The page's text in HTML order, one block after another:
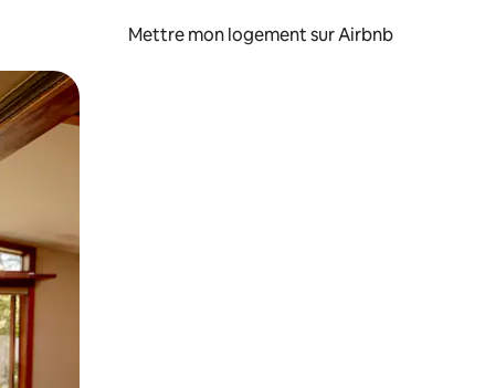
Mettre mon logement sur Airbnb